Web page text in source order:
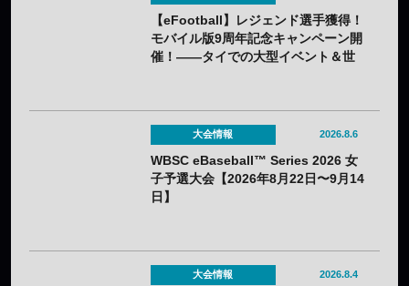
【eFootball】レジェンド選手獲得！
モバイル版9周年記念キャンペーン開
催！——タイでの大型イベント＆世
大会情報 2026.8.6
WBSC eBaseball™ Series 2026 女
子予選大会【2026年8月22日〜9月14
日】
大会情報 2026.8.4